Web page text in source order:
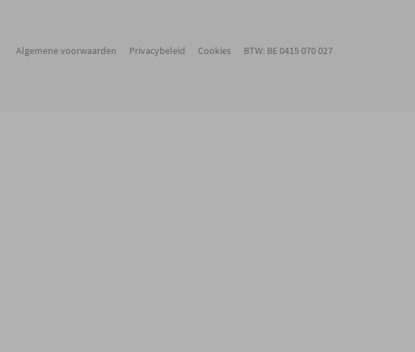
Algemene voorwaarden Privacybeleid Cookies BTW: BE 0415 070 027